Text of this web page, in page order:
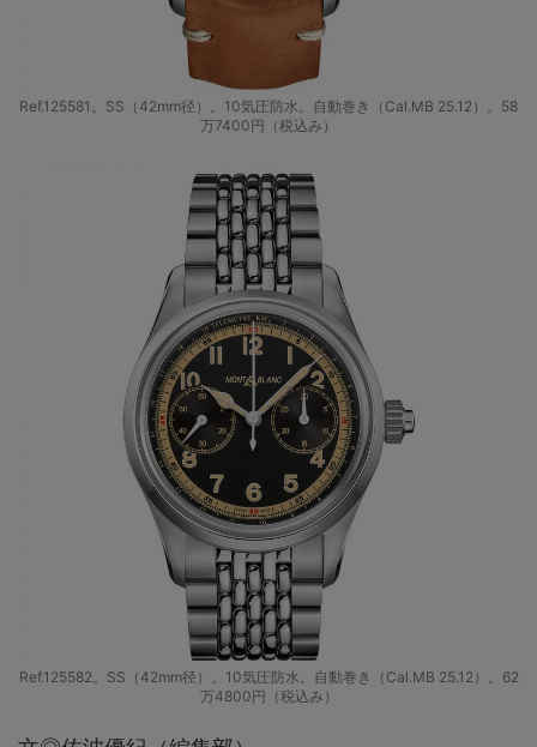
Ref.125581。SS（42mm径）。10気圧防水。自動巻き（Cal.MB 25.12）。58
万7400円（税込み）
Ref.125582。SS（42mm径）。10気圧防水。自動巻き（Cal.MB 25.12）。62
万4800円（税込み）